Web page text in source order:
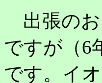
出張のお
ですが（6
です。イ